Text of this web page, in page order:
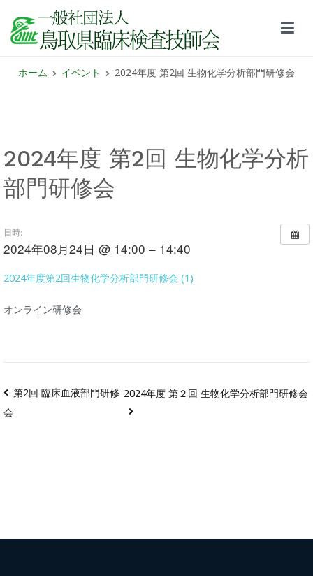
ホーム イベント 2024年度 第2回 生物化学分析部門研修会
2024年度 第2回 生物化学分析
部門研修会
日時:
2024年08月24日 @ 14:00 – 14:40
2024年度第2回生物化学分析部門研修会 (1)
オンライン研修会
第2回 臨床血液部門研修
会
2024年度 第２回 生物化学分析部門研修会